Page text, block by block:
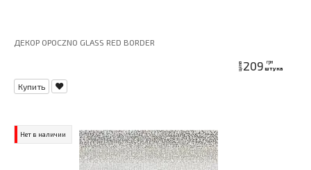
ДЕКОР OPOCZNO GLASS RED BORDER
цена 209 грн
штука
Купить
Нет в наличии